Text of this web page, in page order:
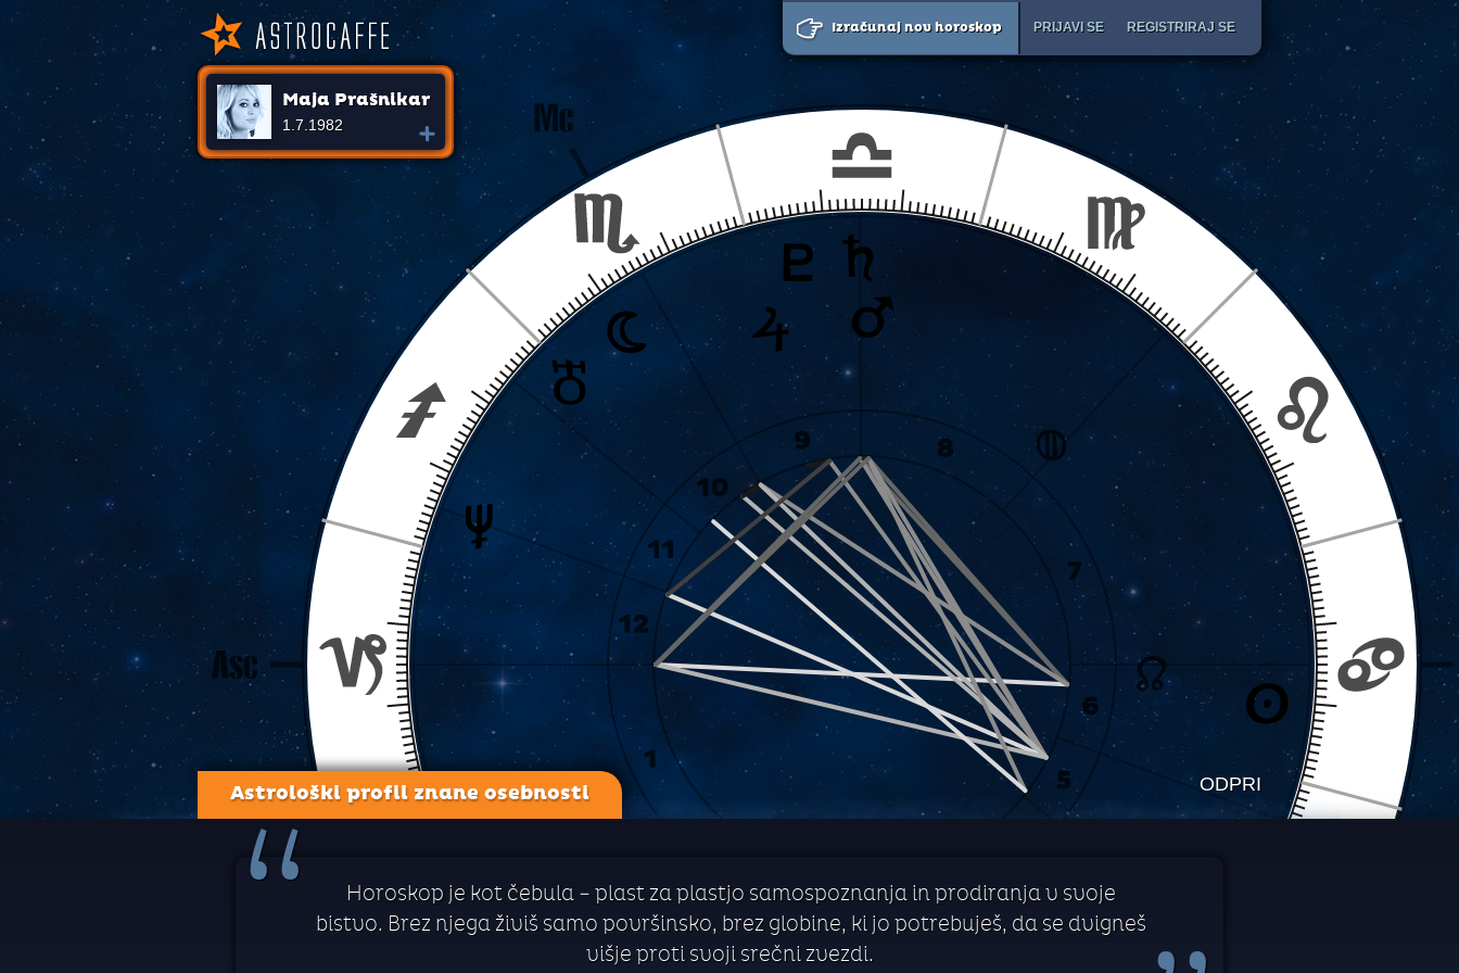
Izračunaj nov horoskop PRIJAVI SE REGISTRIRAJ SE
Maja Prašnikar
1.7.1982
ODPRI
Astrološki profil znane osebnosti
“
Horoskop je kot čebula – plast za plastjo samospoznanja in prodiranja v svoje
bistvo. Brez njega živiš samo površinsko, brez globine, ki jo potrebuješ, da se dvigneš
višje proti svoji srečni zvezdi.